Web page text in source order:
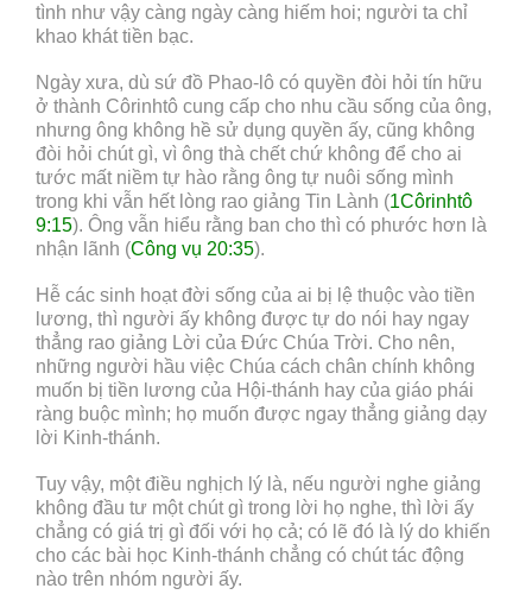
tình như vậy càng ngày càng hiếm hoi; người ta chỉ
khao khát tiền bạc.
Ngày xưa, dù sứ đồ Phao-lô có quyền đòi hỏi tín hữu
ở thành Côrinhtô cung cấp cho nhu cầu sống của ông,
nhưng ông không hề sử dụng quyền ấy, cũng không
đòi hỏi chút gì, vì ông thà chết chứ không để cho ai
tước mất niềm tự hào rằng ông tự nuôi sống mình
trong khi vẫn hết lòng rao giảng Tin Lành (1Côrinhtô
9:15). Ông vẫn hiểu rằng ban cho thì có phước hơn là
nhận lãnh (Công vụ 20:35).
Hễ các sinh hoạt đời sống của ai bị lệ thuộc vào tiền
lương, thì người ấy không được tự do nói hay ngay
thẳng rao giảng Lời của Đức Chúa Trời. Cho nên,
những người hầu việc Chúa cách chân chính không
muốn bị tiền lương của Hội-thánh hay của giáo phái
ràng buộc mình; họ muốn được ngay thẳng giảng dạy
lời Kinh-thánh.
Tuy vậy, một điều nghịch lý là, nếu người nghe giảng
không đầu tư một chút gì trong lời họ nghe, thì lời ấy
chẳng có giá trị gì đối với họ cả; có lẽ đó là lý do khiến
cho các bài học Kinh-thánh chẳng có chút tác động
nào trên nhóm người ấy.